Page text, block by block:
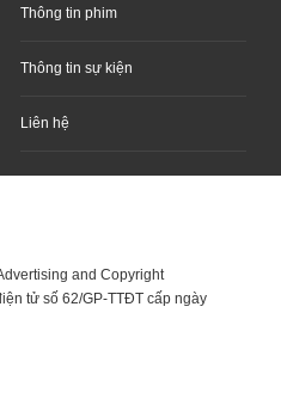
Thông tin phim
Thông tin sự kiện
Liên hệ
and Copyright
tử số 62/GP-TTĐT cấp ngày